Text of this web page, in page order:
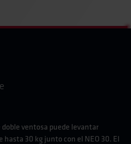
ventosa puede levantar
30 kg junto con el NEO 30. El